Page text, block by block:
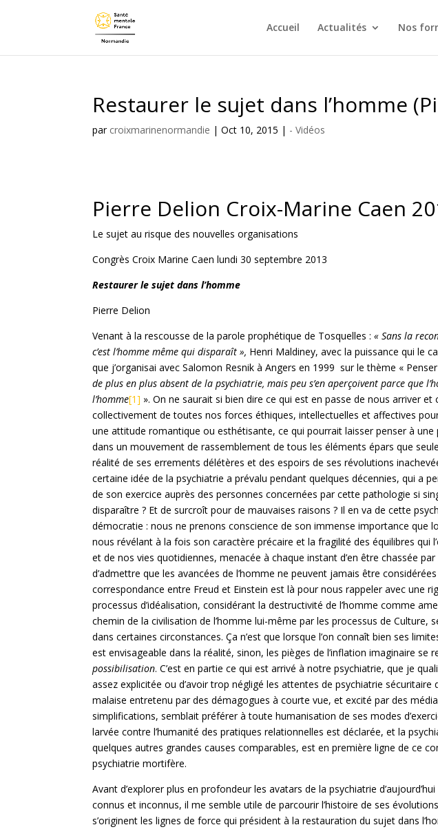
Accueil Actualités Nos
Restaurer le sujet dans l’homme
par croixmarinenormandie |Oct 10, 2015 | - Vidéos
Pierre Delion Croix-Marine Caen
Le sujet au risque des nouvelles organisations
Congrès Croix Marine Caen lundi 30 septembre 2013
Restaurer le sujet dans l’homme
Pierre Delion
Venant à la rescousse de la parole prophétique de Tosquelles :« Sans la
c’est l’homme même qui disparaît », Henri Maldiney, avec la puissance qui le
que j’organisai avec Salomon Resnik à Angers en 1999 sur le thème «
de plus en plus absent de la psychiatrie, mais peu s’en aperçoivent parce que
l’homme[1] ». On ne saurait si bien dire ce qui est en passe de nous arriver
collectivement de toutes nos forces éthiques, intellectuelles et affectives
une attitude romantique ou esthétisante, ce qui pourrait laisser penser à
dans un mouvement de rassemblement de tous les éléments épars que
réalité de ses errements délétères et des espoirs de ses révolutions
certaine idée de la psychiatrie a prévalu pendant quelques décennies, qui a
de son exercice auprès des personnes concernées par cette pathologie si
disparaître ? Et de surcroît pour de mauvaises raisons ? Il en va de cette
démocratie : nous ne prenons conscience de son immense importance que
nous révélant à la fois son caractère précaire et la fragilité des équilibres qui
et de nos vies quotidiennes, menacée à chaque instant d’en être chassée par
d’admettre que les avancées de l’homme ne peuvent jamais être
correspondance entre Freud et Einstein est là pour nous rappeler avec une
processus d’idéalisation, considérant la destructivité de l’homme comme
chemin de la civilisation de l’homme lui-même par les processus de Culture,
dans certaines circonstances. Ça n’est que lorsque l’on connaît bien ses
est envisageable dans la réalité, sinon, les pièges de l’inflation imaginaire
possibilisation. C’est en partie ce qui est arrivé à notre psychiatrie, que je
assez explicitée ou d’avoir trop négligé les attentes de psychiatrie sécuritaire
malaise entretenu par des démagogues à courte vue, et excité par des
simplifications, semblait préférer à toute humanisation de ses modes
larvée contre l’humanité des pratiques relationnelles est déclarée, et la
quelques autres grandes causes comparables, est en première ligne de ce
psychiatrie mortifère.
Avant d’explorer plus en profondeur les avatars de la psychiatrie
connus et inconnus, il me semble utile de parcourir l’histoire de ses
s’originent les lignes de force qui président à la restauration du sujet dans